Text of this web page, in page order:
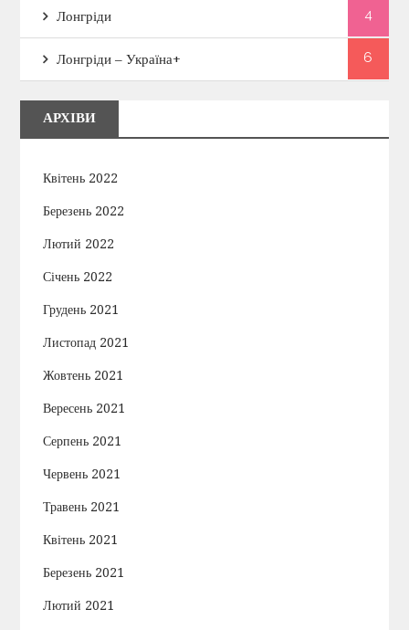
Лонгріди 4
Лонгріди – Україна+ 6
АРХІВИ
Квітень 2022
Березень 2022
Лютий 2022
Січень 2022
Грудень 2021
Листопад 2021
Жовтень 2021
Вересень 2021
Серпень 2021
Червень 2021
Травень 2021
Квітень 2021
Березень 2021
Лютий 2021